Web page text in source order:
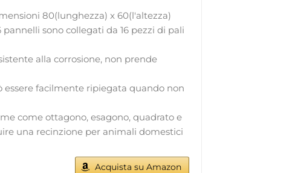
80(lunghezza) x 60(l'altezza)
sono collegati da 16 pezzi di pali
alla corrosione, non prende
essere facilmente ripiegata quando non
come ottagono, esagono, quadrato e
una recinzione per animali domestici
Acquista su Amazon